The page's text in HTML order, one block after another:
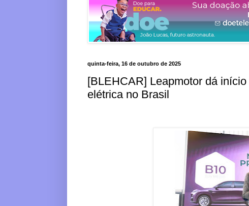
quinta-feira, 16 de outubro de 2025
[BLEHCAR] Leapmotor dá
elétrica no Brasil